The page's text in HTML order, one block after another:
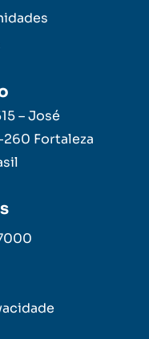
– José
Fortaleza